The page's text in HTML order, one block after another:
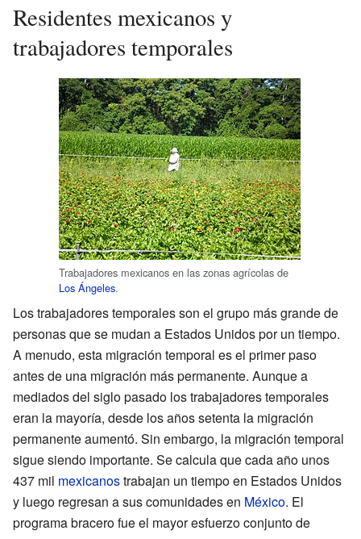
Residentes mexicanos y
trabajadores temporales
Trabajadores mexicanos en las zonas agrícolas de
Los Ángeles.
Los trabajadores temporales son el grupo más grande de
personas que se mudan a Estados Unidos por un tiempo.
A menudo, esta migración temporal es el primer paso
antes de una migración más permanente. Aunque a
mediados del siglo pasado los trabajadores temporales
eran la mayoría, desde los años setenta la migración
permanente aumentó. Sin embargo, la migración temporal
sigue siendo importante. Se calcula que cada año unos
437 mil mexicanostrabajan un tiempo en Estados Unidos
y luego regresan a sus comunidades en México. El
programa bracero fue el mayor esfuerzo conjunto de